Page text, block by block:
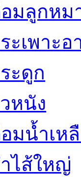
อมลูกหม
ะเพาะอ
ะดูก
หนัง
มน้ำเห
ไส้ใหญ่